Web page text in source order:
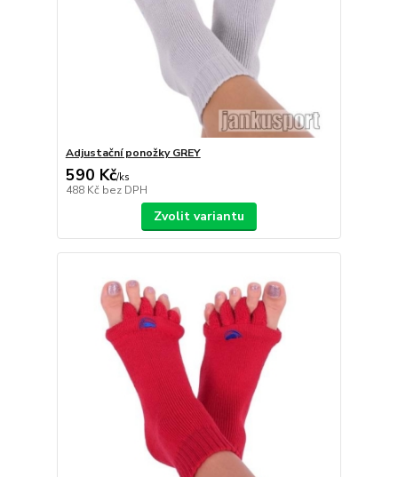
Adjustační ponožky GREY
590 Kč/ks
488 Kč bez DPH
Zvolit variantu